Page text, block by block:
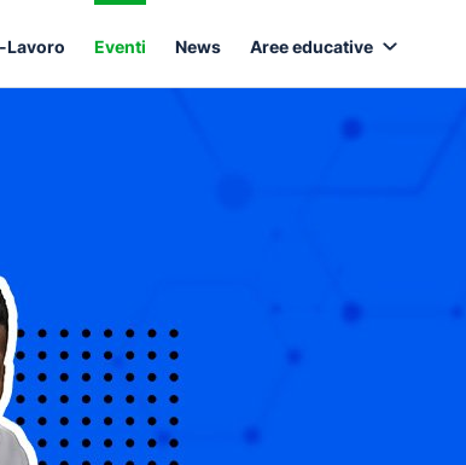
Lavoro Eventi News Aree educative